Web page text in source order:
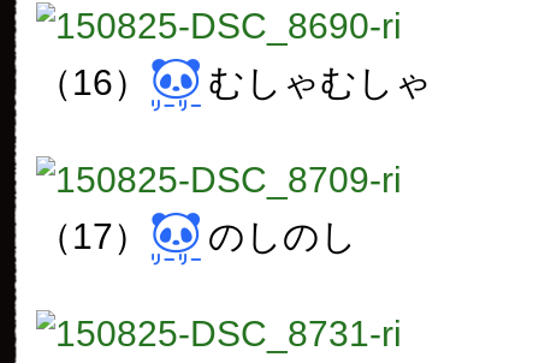
（16） むしゃむしゃ
（17） のしのし